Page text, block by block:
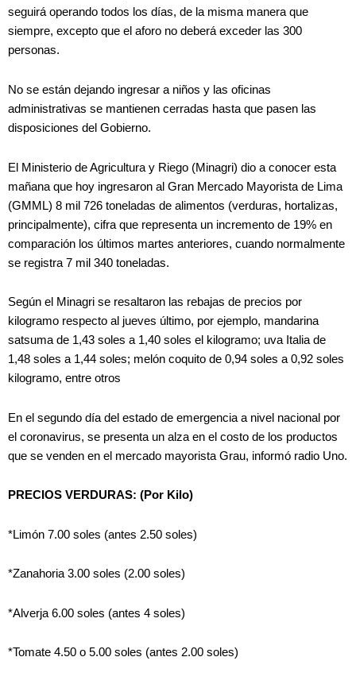
seguirá operando todos los días, de la misma manera que
siempre, excepto que el aforo no deberá exceder las 300
personas.
No se están dejando ingresar a niños y las oficinas
administrativas se mantienen cerradas hasta que pasen las
disposiciones del Gobierno.
El Ministerio de Agricultura y Riego (Minagri) dio a conocer esta
mañana que hoy ingresaron al Gran Mercado Mayorista de Lima
(GMML) 8 mil 726 toneladas de alimentos (verduras, hortalizas,
principalmente), cifra que representa un incremento de 19% en
comparación los últimos martes anteriores, cuando normalmente
se registra 7 mil 340 toneladas.
Según el Minagri se resaltaron las rebajas de precios por
kilogramo respecto al jueves último, por ejemplo, mandarina
satsuma de 1,43 soles a 1,40 soles el kilogramo; uva Italia de
1,48 soles a 1,44 soles; melón coquito de 0,94 soles a 0,92 soles
kilogramo, entre otros
En el segundo día del estado de emergencia a nivel nacional por
el coronavirus, se presenta un alza en el costo de los productos
que se venden en el mercado mayorista Grau, informó radio Uno.
PRECIOS VERDURAS: (Por Kilo)
*Limón 7.00 soles (antes 2.50 soles)
*Zanahoria 3.00 soles (2.00 soles)
*Alverja 6.00 soles (antes 4 soles)
*Tomate 4.50 o 5.00 soles (antes 2.00 soles)